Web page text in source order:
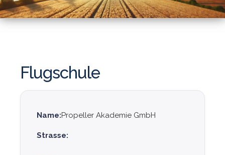
Flugschule
Name:Propeller Akademie GmbH
Strasse: